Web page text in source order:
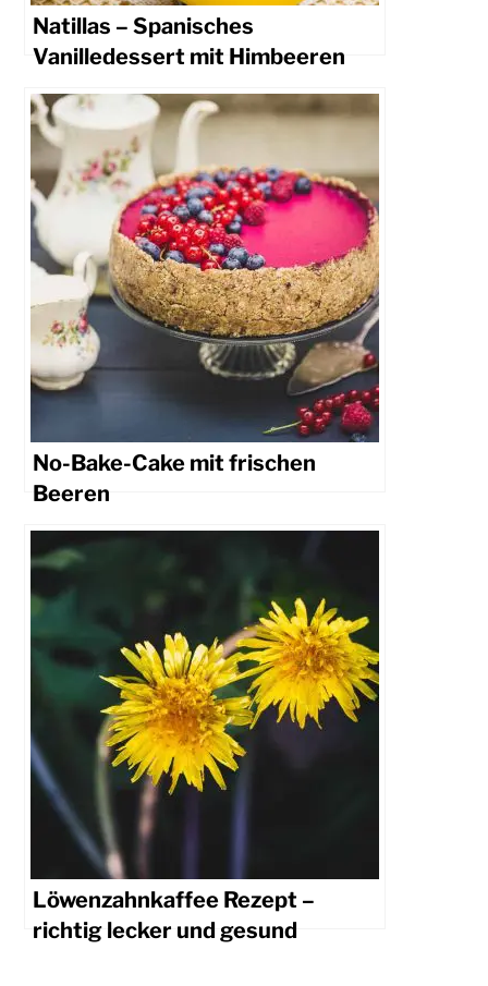
Natillas – Spanisches
Vanilledessert mit Himbeeren
No-Bake-Cake mit frischen
Beeren
Löwenzahnkaffee Rezept –
richtig lecker und gesund